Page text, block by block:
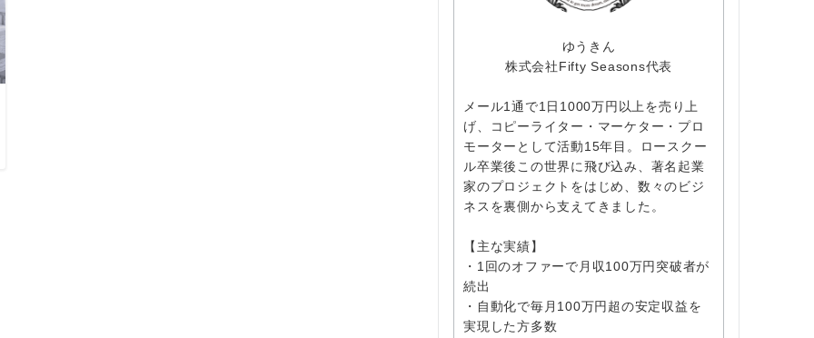
ゆうきん
株式会社Fifty Seasons代表
メール1通で1日1000万円以上を売り上
げ、コピーライター・マーケター・プロ
モーターとして活動15年目。ロースクー
ル卒業後この世界に飛び込み、著名起業
家のプロジェクトをはじめ、数々のビジ
ネスを裏側から支えてきました。
【主な実績】
・1回のオファーで月収100万円突破者が
続出
・自動化で毎月100万円超の安定収益を
実現した方多数